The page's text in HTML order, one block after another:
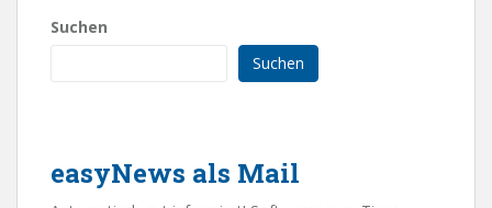
Suchen
Suchen
easyNews als Mail